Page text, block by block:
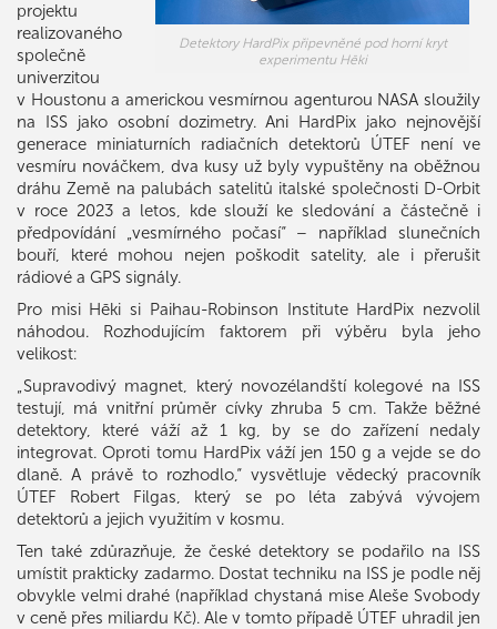
Detektory HardPix připevněné pod horní kryt
experimentu Hēki
projektu
realizovaného
společně
univerzitou
v Houstonu a americkou vesmírnou agenturou NASA sloužily
na ISS jako osobní dozimetry. Ani HardPix jako nejnovější
generace miniaturních radiačních detektorů ÚTEF není ve
vesmíru nováčkem, dva kusy už byly vypuštěny na oběžnou
dráhu Země na palubách satelitů italské společnosti D-Orbit
v roce 2023 a letos, kde slouží ke sledování a částečně i
předpovídání „vesmírného počasí“ – například slunečních
bouří, které mohou nejen poškodit satelity, ale i přerušit
rádiové a GPS signály.
Pro misi Hēki si Paihau-Robinson Institute HardPix nezvolil
náhodou. Rozhodujícím faktorem při výběru byla jeho
velikost:
„Supravodivý magnet, který novozélandští kolegové na ISS
testují, má vnitřní průměr cívky zhruba 5 cm. Takže běžné
detektory, které váží až 1 kg, by se do zařízení nedaly
integrovat. Oproti tomu HardPix váží jen 150 g a vejde se do
dlaně. A právě to rozhodlo,“ vysvětluje vědecký pracovník
ÚTEF Robert Filgas, který se po léta zabývá vývojem
detektorů a jejich využitím v kosmu.
Ten také zdůrazňuje, že české detektory se podařilo na ISS
umístit prakticky zadarmo. Dostat techniku na ISS je podle něj
obvykle velmi drahé (například chystaná mise Aleše Svobody
v ceně přes miliardu Kč). Ale v tomto případě ÚTEF uhradil jen